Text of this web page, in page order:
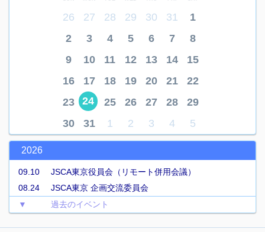
26 27 28 29 30 31
1
2
3 4 5 6 7
8
9
10 11 12 13 14
15
16
17 18 19 20 21
22
23
24 25 26 27 28
29
30
31 1 2 3 4 5
2026
09.10
JSCA東京役員会（リモート併用会議）
08.24
JSCA東京 企画交流委員会
▼
過去のイベント